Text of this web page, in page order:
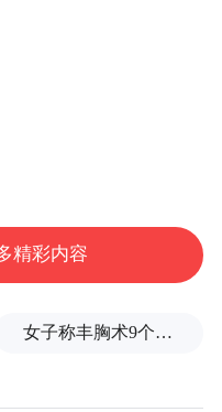
追究法律责任。
在内的视频、图片或音
the videos,
精彩内容
女子称丰胸术9个月后确诊乳腺癌，医美机构：手术不可能引发癌症，建议走司法途径